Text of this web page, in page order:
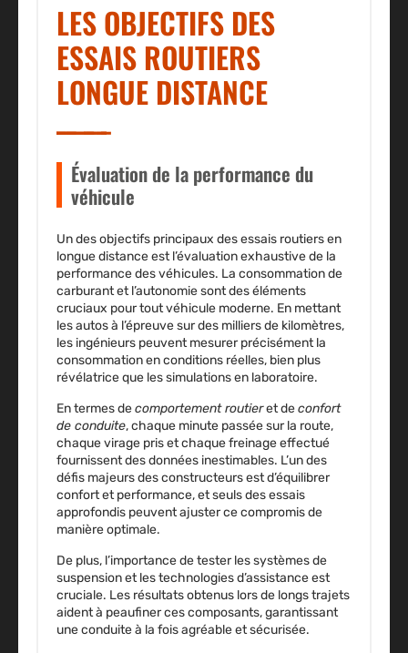
LES OBJECTIFS DES
ESSAIS ROUTIERS
LONGUE DISTANCE
Évaluation de la performance du
véhicule
Un des objectifs principaux des essais routiers en
longue distance est l’évaluation exhaustive de la
performance des véhicules. La consommation de
carburantet l’autonomie sont des éléments
cruciaux pour tout véhicule moderne. En mettant
les autos à l’épreuve sur des milliers de kilomètres,
les ingénieurs peuvent mesurer précisément la
consommation en conditions réelles, bien plus
révélatrice que les simulations en laboratoire.
En termes decomportement routieret deconfort
de conduite, chaque minute passée sur la route,
chaque virage pris et chaque freinage effectué
fournissent des données inestimables. L’un des
défis majeurs des constructeurs est d’équilibrer
confort et performance, et seuls des essais
approfondis peuvent ajuster ce compromis de
manière optimale.
De plus, l’importance de tester lessystèmes de
suspensionet les technologies d’assistance est
cruciale. Les résultats obtenus lors de longs trajets
aident à peaufiner ces composants, garantissant
une conduite à la fois agréable et sécurisée.